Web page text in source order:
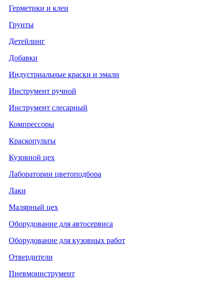
Герметики и клеи
Грунты
Детейлинг
Добавки
Индустриальные краски и эмали
Инструмент ручной
Инструмент слесарный
Компрессоры
Краскопульты
Кузовной цех
Лаборатории цветоподбора
Лаки
Малярный цех
Оборудование для автосервиса
Оборудование для кузовных работ
Отвердители
Пневмоинструмент